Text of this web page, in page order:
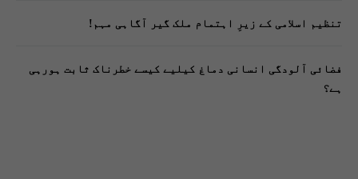
تنظیم اسلامی کے زیرِ اہتمام ملک گیر آگاہی مہم!
فضائی آلودگی انسانی دماغ کیلیے کیسے خطرناک ثابت ہورہی
ہے؟